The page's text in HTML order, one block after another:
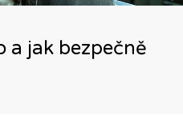
a jak bezpečně